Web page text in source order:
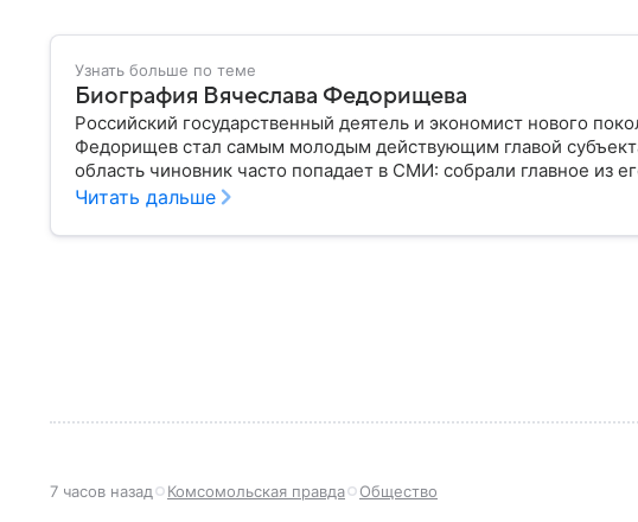
Узнать больше по теме
Биография Вячеслава Федорищева
Российский государственный деятель и экономист нового
Федорищев стал самым молодым действующим главой
область чиновник часто попадает в СМИ: собрали главное из
Читать дальше
7 часов назад Комсомольская правда Общество